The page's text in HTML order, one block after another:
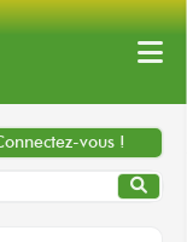
vous !